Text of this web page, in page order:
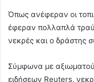
Όπως ανέφεραν οι
έφεραν πολλαπλά
νεκρές και ο δράστης
Σύμφωνα με
ειδήσεων Reuters,